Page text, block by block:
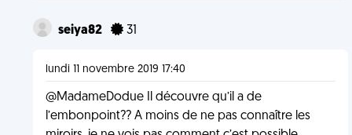
seiya82 31
lundi 11 novembre 2019 17:40
@MadameDodue Il découvre qu’il a de
l’embonpoint?? A moins de ne pas connaître les